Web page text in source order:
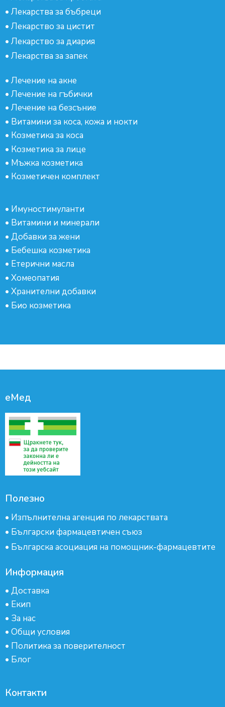
• Лекарства за бъбреци
• Лекарство за цистит
• Лекарство за диария
• Лекарства за запек
• Лечение на акне
• Лечение на гъбички
• Лечение на безсъние
• Витамини за коса, кожа и нокти
• Козметика за коса
• Козметика за лице
• Мъжка козметика
• Козметичен комплект
• Имуностимуланти
• Витамини и минерали
• Добавки за жени
• Бебешка козметика
• Етерични масла
• Хомеопатия
• Хранителни добавки
• Био козметика
еМед
Полезно
• Изпълнителна агенция по лекарствата
• Български фармацевтичен съюз
• Българска асоциация на помощник-фармацевтите
Информация
• Доставка
• Екип
• За нас
• Общи условия
• Политика за поверителност
• Блог
Контакти